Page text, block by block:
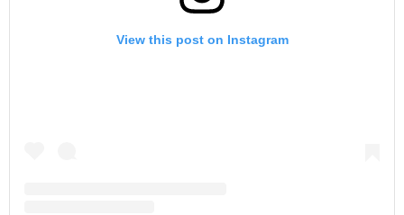
View this post on Instagram